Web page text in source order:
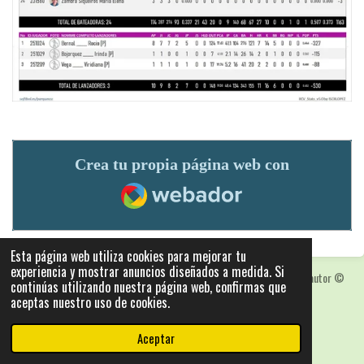
Esta página web utiliza cookies para mejorar tu
experiencia y mostrar anuncios diseñados a medida. Si
continúas utilizando nuestra página web, confirmas que
aceptas nuestro uso de cookies.
Aceptar
Crea tu propia página web con
Webador
Las fotografias y logotipos pueden estar protegidas con derechos de autor©
2025: Statics - by ISCRLopez APP_Stats_v5.103
Con la tecnología de